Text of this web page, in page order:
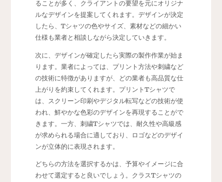
ることが多く、クライアントの要望を元にオリジナ
ルなデザインを提案してくれます。デザインが決定
したら、Tシャツの色やサイズ、素材などの細かい
仕様も業者と相談しながら決定していきます。
次に、デザインが確定したら実際の製作作業が始ま
ります。業者によっては、プリント方法や刺繍など
の技術に特徴がありますが、どの業者も高品質な仕
上がりを約束してくれます。プリントTシャツで
は、スクリーン印刷やデジタル転写などの技術が使
われ、鮮やかな色彩のデザインを再現することがで
きます。一方、刺繍Tシャツでは、耐久性や高級感
が求められる場合に適しており、ロゴなどのデザイ
ンが立体的に表現されます。
どちらの方法を選択するかは、予算やイメージに合
わせて選定すると良いでしょう。クラスTシャツの